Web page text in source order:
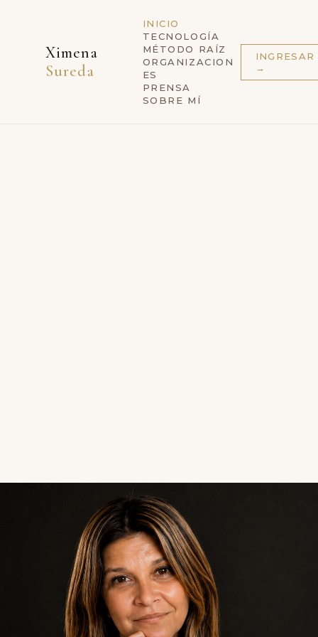
Ximena
Sureda
INICIO
TECNOLOGÍA
MÉTODO RAÍZ
ORGANIZACION
ES
PRENSA
SOBRE MÍ
→